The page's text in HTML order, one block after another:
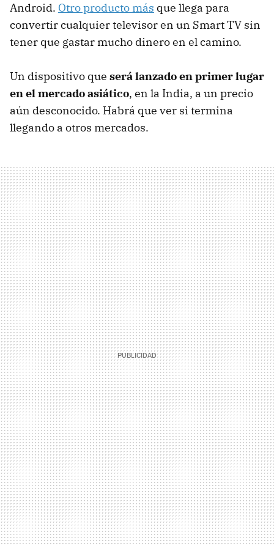
Android. Otro producto más que llega para
convertir cualquier televisor en un Smart TV sin
tener que gastar mucho dinero en el camino.
Un dispositivo que será lanzado en primer lugar
en el mercado asiático, en la India, a un precio
aún desconocido. Habrá que ver si termina
llegando a otros mercados.